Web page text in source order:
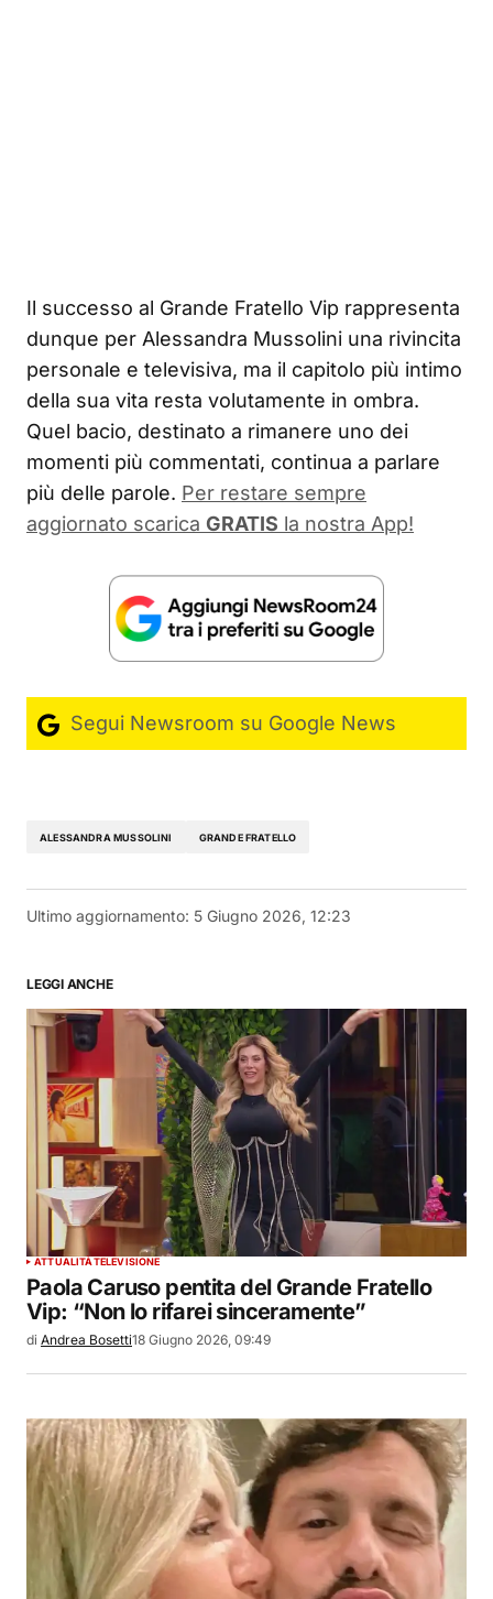
Il successo al Grande Fratello Vip rappresenta
dunque per Alessandra Mussolini una rivincita
personale e televisiva, ma il capitolo più intimo
della sua vita resta volutamente in ombra.
Quel bacio, destinato a rimanere uno dei
momenti più commentati, continua a parlare
più delle parole. Per restare sempre
aggiornato scarica GRATIS la nostra App!
Segui Newsroom su Google News
ALESSANDRA MUSSOLINI GRANDE FRATELLO
Ultimo aggiornamento: 5 Giugno 2026, 12:23
LEGGI ANCHE
ATTUALITÀTELEVISIONE
Paola Caruso pentita del Grande Fratello
Vip: “Non lo rifarei sinceramente”
di Andrea Bosetti18 Giugno 2026, 09:49